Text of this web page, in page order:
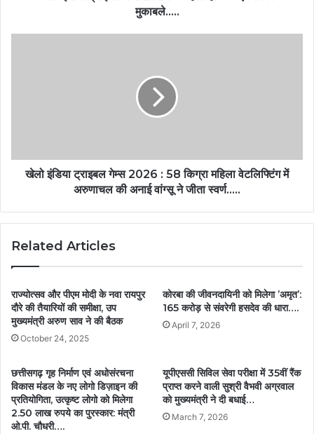
मुकाबले…..
खेलो इंडिया ट्राइबल गेम्स 2026 : 58 किग्रा महिला वेटलिफ्टिंग में
अरुणाचल की अनाई वांग्सू ने जीता स्वर्ण…..
Related Articles
राज्योत्सव और पीएम मोदी के नवा रायपुर
दौरे की तैयारियों की समीक्षा, उप
मुख्यमंत्री अरुण साव ने की बैठक
October 24, 2025
कोरबा की जीवनदायिनी को मिलेगा ’अमृत’:
165 करोड़ से संवरेगी हसदेव की धारा….
April 7, 2026
छत्तीसगढ़ गृह निर्माण एवं अधोसंरचना
विकास मंडल के नए लोगो डिज़ाइन की
प्रतियोगिता, उत्कृष्ट लोगो को मिलेगा
2.50 लाख रुपये का पुरस्कार: मंत्री
ओ.पी. चौधरी….
यूपीएससी सिविल सेवा परीक्षा में 35वीं रैंक
प्राप्त करने वाली सुश्री वैभवी अग्रवाल
को मुख्यमंत्री ने दी बधाई…
March 7, 2026